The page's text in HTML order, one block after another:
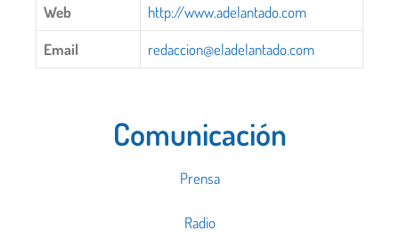
Web
http://www.adelantado.com
Email
redaccion@eladelantado.com
Comunicación
Prensa
Radio